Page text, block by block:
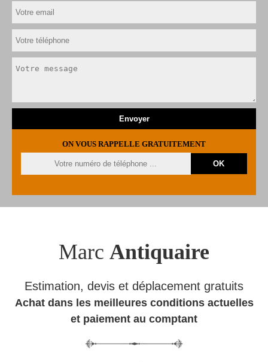
ON VOUS RAPPELLE GRATUITEMENT
Marc Antiquaire
Estimation, devis et déplacement gratuits
Achat dans les meilleures conditions actuelles
et paiement au comptant